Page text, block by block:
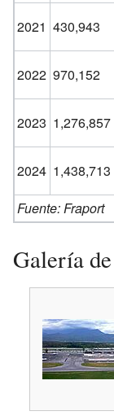
2021 430,943
2022 970,152
2023 1,276,857
2024 1,438,713
Fuente:Fraport
Galería